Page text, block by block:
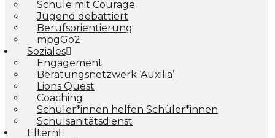
Schule mit Courage
Jugend debattiert
Berufsorientierung
mpgGo2
Soziales
Engagement
Beratungsnetzwerk ‘Auxilia’
Lions Quest
Coaching
Schüler*innen helfen Schüler*innen
Schulsanitätsdienst
Eltern